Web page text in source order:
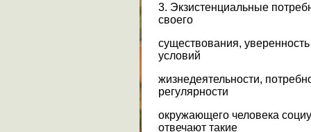
3. Экзистенциальные
своего
существования,
условий
жизнедеятельности,
регулярности
окружающего человека
отвечают такие